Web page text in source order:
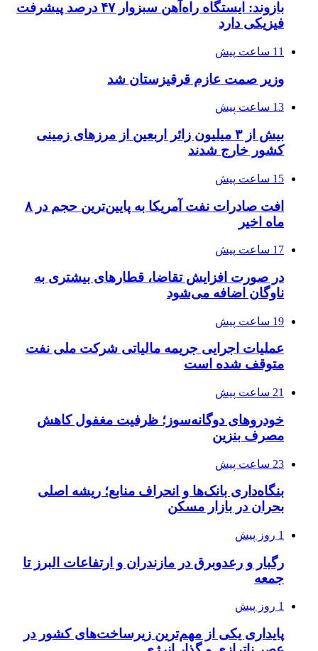
بازوند: ایستگاه راه‌آهن سبزوار ۴۷ درصد پیشرفت
فیزیکی دارد
11 ساعت پیش
وزیر صمت عازم قرقیزستان شد
13 ساعت پیش
بیش از ۳ میلیون زائر اربعین از مرزهای زمینی
کشور خارج شدند
15 ساعت پیش
افت صادرات نفت آمریکا به پایین‌ترین حجم در ۸
ماه اخیر
17 ساعت پیش
در صورت افزایش تقاضا، قطارهای بیشتری به
ناوگان اضافه می‌شود
19 ساعت پیش
عملیات اجرایی جریمه مالیاتی شرکت ملی نفت
متوقف شده است
21 ساعت پیش
خودروهای دوگانه‌سوز؛ ظرفیت مغفول کاهش
مصرف بنزین
23 ساعت پیش
بنگاه‌داری بانک‌ها و انحراف منابع؛ ریشه اصلی
بحران در بازار مسکن
1 روز پیش
رگبار و رعدوبرق در مازندران و ارتفاعات البرز تا
جمعه
1 روز پیش
پایداری یکی از مهم‌ترین زیرساخت‌های کشور در